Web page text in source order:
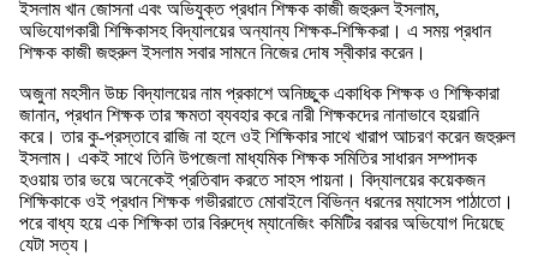
ইসলাম খান জোসনা এবং অভিযুক্ত প্রধান শিক্ষক কাজী জহুরুল ইসলাম,
অভিযোগকারী শিক্ষিকাসহ বিদ্যালয়ের অন্যান্য শিক্ষক-শিক্ষিকরা। এ সময় প্রধান
শিক্ষক কাজী জহুরুল ইসলাম সবার সামনে নিজের দোষ স্বীকার করেন।
অজুনা মহসীন উচ্চ বিদ্যালয়ের নাম প্রকাশে অনিচ্ছুক একাধিক শিক্ষক ও শিক্ষিকারা
জানান, প্রধান শিক্ষক তার ক্ষমতা ব্যবহার করে নারী শিক্ষকদের নানাভাবে হয়রানি
করে। তার কু-প্রস্তাবে রাজি না হলে ওই শিক্ষিকার সাথে খারাপ আচরণ করেন জহুরুল
ইসলাম। একই সাথে তিনি উপজেলা মাধ্যমিক শিক্ষক সমিতির সাধারন সম্পাদক
হওয়ায় তার ভয়ে অনেকেই প্রতিবাদ করতে সাহস পায়না। বিদ্যালয়ের কয়েকজন
শিক্ষিকাকে ওই প্রধান শিক্ষক গভীররাতে মোবাইলে বিভিন্ন ধরনের ম্যাসেস পাঠাতো।
পরে বাধ্য হয়ে এক শিক্ষিকা তার বিরুদ্ধে ম্যানেজিং কমিটির বরাবর অভিযোগ দিয়েছে
যেটা সত্য।